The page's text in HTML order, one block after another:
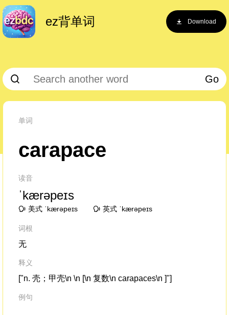
ez背单词 Download
Go
单词
carapace
读音
ˈkærəpeɪs
美式 ˈkærəpeɪs 英式 ˈkærəpeɪs
词根
无
释义
["n. 壳；甲壳\n \n [\n 复数\n carapaces\n ]"]
例句